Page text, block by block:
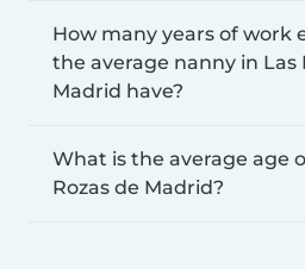
How many years of work
the average nanny in Las
Madrid have?
What is the average age
Rozas de Madrid?